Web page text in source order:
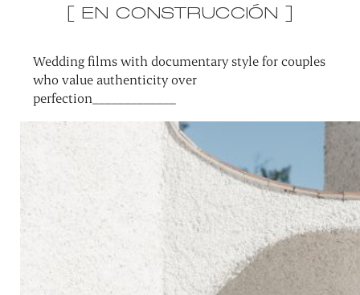
[ EN CONSTRUCCIÓN ]
Wedding films with documentary style for couples
who value authenticity over
perfection_____________